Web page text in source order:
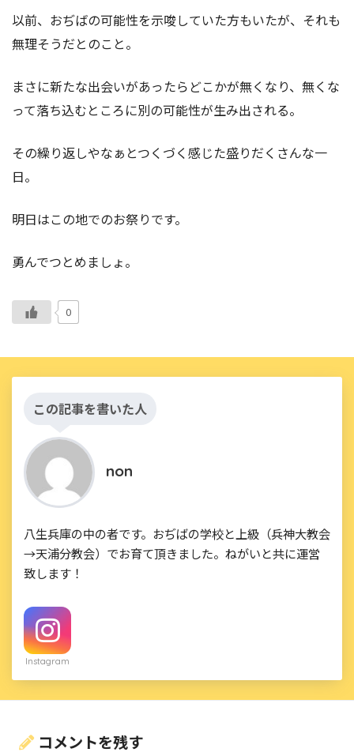
以前、おぢばの可能性を示唆していた方もいたが、それも
無理そうだとのこと。
まさに新たな出会いがあったらどこかが無くなり、無くな
って落ち込むところに別の可能性が生み出される。
その繰り返しやなぁとつくづく感じた盛りだくさんな一
日。
明日はこの地でのお祭りです。
勇んでつとめましょ。
0
この記事を書いた人
non
八生兵庫の中の者です。おぢばの学校と上級（兵神大教会
→天浦分教会）でお育て頂きました。ねがいと共に運営
致します！
Instagram
コメントを残す